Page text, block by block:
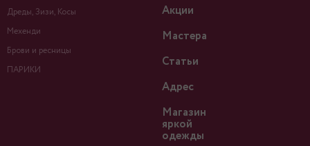
Дреды, Зизи, Косы
Мехенди
Брови и ресницы
ПАРИКИ
Акции
Мастера
Статьи
Адрес
Магазин
яркой
одежды